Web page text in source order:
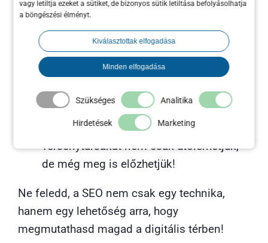
vagy letiltja ezeket a sütiket, de bizonyos sütik letiltása befolyásolhatja
a böngészési élményt.
Kiválasztottak elfogadása
Minden elfogadása
Szükséges Analitika
Hirdetések Marketing
utolérheted,meg is előzheted őket!
Azáltal, hogy a megfelelő kulcsszavakat
célzod meg és egyedi, érdekes tartalmat
nyújtasz, kiemelkedhetsz a tömegből.
Látogatóinkat lenyűgözhetjük az
információértékkel és az
eredetiségünkkel. Ezzel a
versenytársakat nem csak utolérhetjük,
de még meg is előzhetjük!
Ne feledd, a SEO nem csak egy technika,
hanem egy lehetőség arra, hogy
megmutathasd magad a digitális térben!